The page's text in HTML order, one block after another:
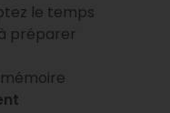
le temps
préparer